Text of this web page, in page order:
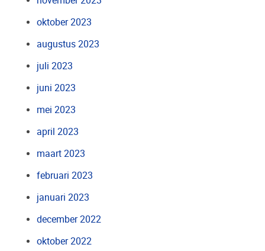
oktober 2023
augustus 2023
juli 2023
juni 2023
mei 2023
april 2023
maart 2023
februari 2023
januari 2023
december 2022
oktober 2022